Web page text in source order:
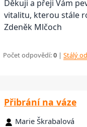
Děkuji a přeji Vám
vitalitu, kterou stále
Zdeněk Mlčoch
Počet odpovědí:0 |Stálý
Přibrání na váze
Marie Škrabalová